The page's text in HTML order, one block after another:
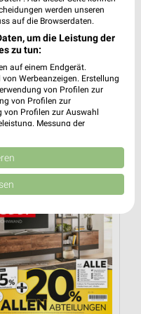
50,4 km
heute gültig
werden unseren
auf die Browserdaten.
um die Leistung der
zu tun:
auf einem Endgerät.
Werbeanzeigen. Erstellung
von Profilen zur
von Profilen zur
Profilen zur Auswahl
Messung der
Quellen. Entwicklung und
Daten zur Auswahl
weitergegeben und in die